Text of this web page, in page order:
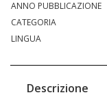
ANNO PUBBLICAZIONE
CATEGORIA
LINGUA
Descrizione